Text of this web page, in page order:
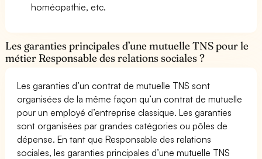
homéopathie, etc.
Les garanties principales d’une mutuelle TNS pour le
métier Responsable des relations sociales ?
Les garanties d’un contrat de mutuelle TNS sont
organisées de la même façon qu’un contrat de mutuelle
pour un employé d’entreprise classique. Les garanties
sont organisées par grandes catégories ou pôles de
dépense. En tant que Responsable des relations
sociales, les garanties principales d’une mutuelle TNS